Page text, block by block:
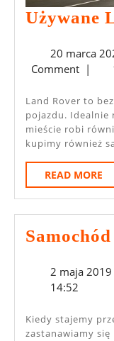
Używane
20 marca
Comment |
Land Rover to bez wątpienia niezwykły rodzaj
pojazdu. Idealnie
mieście robi
kupimy również
READ MORE
2 maja 20192
14:52
Kiedy stajemy przed decyzją o zakupie nowego auta
zastanawiamy